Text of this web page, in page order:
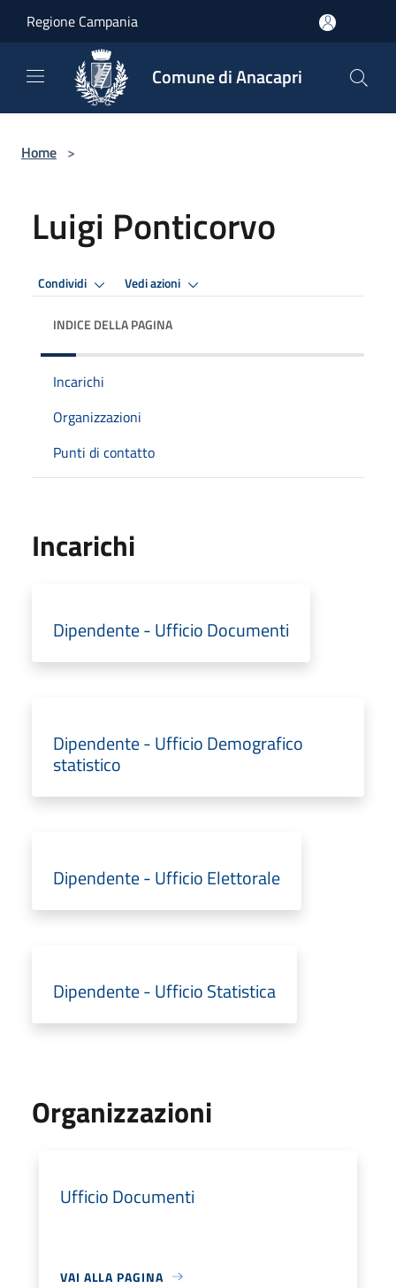
Regione Campania
Comune di Anacapri
Home >
Luigi Ponticorvo
Condividi Vedi azioni
INDICE DELLA PAGINA
Incarichi
Organizzazioni
Punti di contatto
Incarichi
Dipendente - Ufficio Documenti
Dipendente - Ufficio Demografico
statistico
Dipendente - Ufficio Elettorale
Dipendente - Ufficio Statistica
Organizzazioni
Ufficio Documenti
VAI ALLA PAGINA